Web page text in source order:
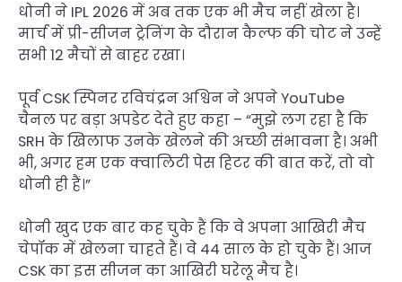
धोनी ने IPL 2026 में अब तक एक भी मैच नहीं खेला है।
मार्च में प्री-सीजन ट्रेनिंग के दौरान कैल्फ की चोट ने उन्हें
सभी 12 मैचों से बाहर रखा।
पूर्व CSK स्पिनर रविचंद्रन अश्विन ने अपने YouTube
चैनल पर बड़ा अपडेट देते हुए कहा – “मुझे लग रहा है कि
SRH के खिलाफ उनके खेलने की अच्छी संभावना है। अभी
भी, अगर हम एक क्वालिटी पेस हिटर की बात करें, तो वो
धोनी ही हैं।”
धोनी खुद एक बार कह चुके हैं कि वे अपना आखिरी मैच
चेपॉक में खेलना चाहते हैं। वे 44 साल के हो चुके हैं। आज
CSK का इस सीजन का आखिरी घरेलू मैच है।